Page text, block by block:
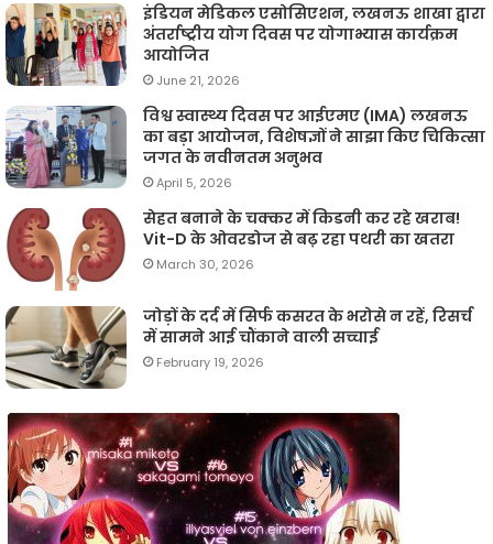
इंडियन मेडिकल एसोसिएशन, लखनऊ शाखा द्वारा
अंतर्राष्ट्रीय योग दिवस पर योगाभ्यास कार्यक्रम
आयोजित
June 21, 2026
विश्व स्वास्थ्य दिवस पर आईएमए (IMA) लखनऊ
का बड़ा आयोजन, विशेषज्ञों ने साझा किए चिकित्सा
जगत के नवीनतम अनुभव
April 5, 2026
सेहत बनाने के चक्कर में किडनी कर रहे खराब!
Vit-D के ओवरडोज से बढ़ रहा पथरी का खतरा
March 30, 2026
जोड़ों के दर्द में सिर्फ कसरत के भरोसे न रहें, रिसर्च
में सामने आई चौंकाने वाली सच्चाई
February 19, 2026